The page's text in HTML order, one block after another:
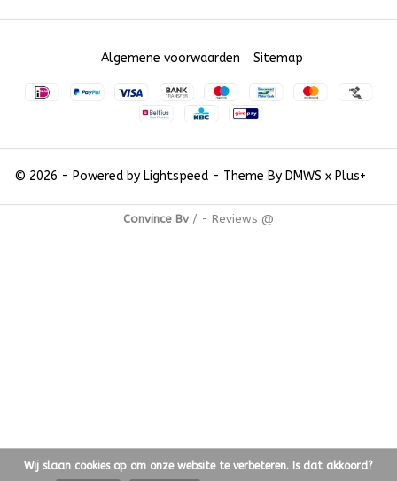
© 2026 - Powered by Lightspeed- Theme By DMWS x Plus+
Algemene voorwaarden Sitemap
Convince Bv/ - Reviews @
Wij slaan cookies op om onze website te verbeteren. Is dat akkoord?